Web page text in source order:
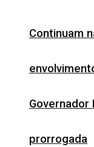
Continuam
prorrogada